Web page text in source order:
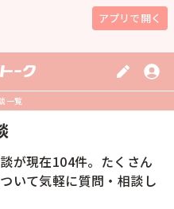
アプリで開く
一覧
が現在104件。たくさん
いて気軽に質問・相談し